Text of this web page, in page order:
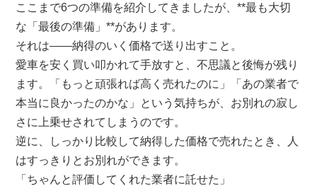
ここまで6つの準備を紹介してきましたが、**最も大切
な「最後の準備」**があります。
それは——納得のいく価格で送り出すこと。
愛車を安く買い叩かれて手放すと、不思議と後悔が残り
ます。「もっと頑張れば高く売れたのに」「あの業者で
本当に良かったのかな」という気持ちが、お別れの寂し
さに上乗せされてしまうのです。
逆に、しっかり比較して納得した価格で売れたとき、人
はすっきりとお別れができます。
「ちゃんと評価してくれた業者に託せた」